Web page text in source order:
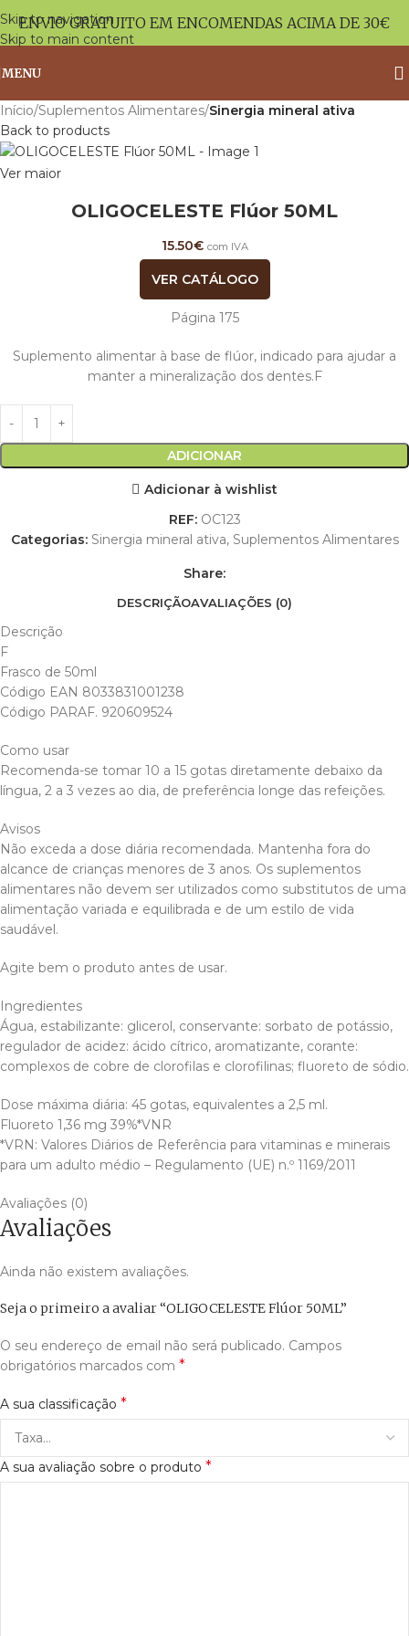
Skip to navigation
Skip to main content
ENVIO GRATUITO EM ENCOMENDAS ACIMA DE 30€
MENU
Início Suplementos Alimentares Sinergia mineral ativa
Back to products
Ver maior
OLIGOCELESTE Flúor 50ML
15.50€ com IVA
VER CATÁLOGO
Página 175
Suplemento alimentar à base de flúor, indicado para ajudar a
manter a mineralização dos dentes.F
ADICIONAR
Adicionar à wishlist
REF: OC123
Categorias: Sinergia mineral ativa, Suplementos Alimentares
Share:
DESCRIÇÃOAVALIAÇÕES (0)
Descrição
F
Frasco de 50ml
Código EAN 8033831001238
Código PARAF. 920609524
Como usar
Recomenda-se tomar 10 a 15 gotas diretamente debaixo da
língua, 2 a 3 vezes ao dia, de preferência longe das refeições.
Avisos
Não exceda a dose diária recomendada. Mantenha fora do
alcance de crianças menores de 3 anos. Os suplementos
alimentares não devem ser utilizados como substitutos de uma
alimentação variada e equilibrada e de um estilo de vida
saudável.
Agite bem o produto antes de usar.
Ingredientes
Água, estabilizante: glicerol, conservante: sorbato de potássio,
regulador de acidez: ácido cítrico, aromatizante, corante:
complexos de cobre de clorofilas e clorofilinas; fluoreto de sódio.
Dose máxima diária: 45 gotas, equivalentes a 2,5 ml.
Fluoreto 1,36 mg 39%*VNR
*VRN: Valores Diários de Referência para vitaminas e minerais
para um adulto médio – Regulamento (UE) n.º 1169/2011
Avaliações (0)
Avaliações
Ainda não existem avaliações.
Seja o primeiro a avaliar “OLIGOCELESTE Flúor 50ML”
O seu endereço de email não será publicado. Campos
obrigatórios marcados com *
A sua classificação *
A sua avaliação sobre o produto *